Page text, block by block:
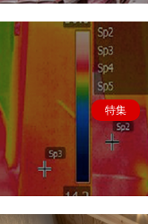
特集